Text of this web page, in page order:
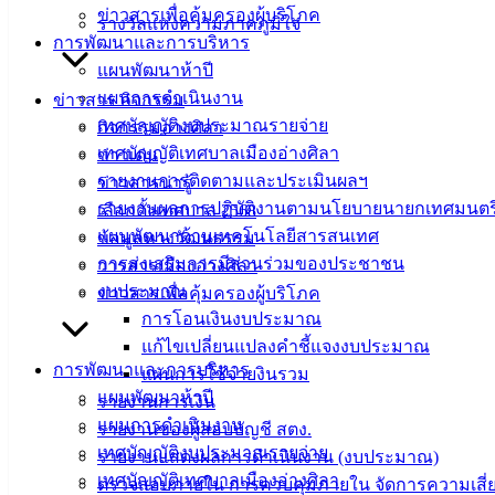
ข่าวสารเพื่อคุ้มครองผู้บริโภค
การพัฒนาและการบริหาร
แผนพัฒนาห้าปี
แผนการดำเนินงาน
เทศบัญญัติงบประมาณรายจ่าย
เทศบัญญัติเทศบาลเมืองอ่างศิลา
รายงานการติดตามและประเมินผลฯ
รายงานผลการปฏิบัติงานตามนโยบายนายกเทศมนต
แผนพัฒนาด้านเทคโนโลยีสารสนเทศ
การส่งเสริมการมีส่วนร่วมของประชาชน
งบประมาณ
การโอนเงินงบประมาณ
แก้ไขเปลี่ยนแปลงคำชี้แจงงบประมาณ
แผนการใช้จ่ายงินรวม
รายงานการเงิน
รายงานของผู้สอบบัญชี สตง.
รายงานแสดงผลการดำเนินงาน (งบประมาณ)
ตรวจสอบภายใน การควบคุมภายใน จัดการความเสี่
รางวัลแห่งความภาคภูมิใจ
ข่าวสาร กิจกรรม
กิจกรรมอ่างศิลา
ข่าวเด่น
ข่าวสารน่ารู้
เลือกตั้งเทศบาล 2568
ข้อมูลทางวัฒนธรรม
วารสารเมืองอ่างศิลา
ข่าวสารเพื่อคุ้มครองผู้บริโภค
การพัฒนาและการบริหาร
แผนพัฒนาห้าปี
แผนการดำเนินงาน
เทศบัญญัติงบประมาณรายจ่าย
เทศบัญญัติเทศบาลเมืองอ่างศิลา
ที่ตั้ง : สำนักงานเทศบาลเมืองอ่างศิลา 90/338 ม.3
ต.เสม็ด อ.เมือง จ.ชลบุรี 20000
ติดต่อ :038-142-100-104
บริการประชาชน
ดาวน์โหลดแบบฟอร์ม, เอกสาร
คู่มือสำหรับประชาชน/คู่มือการปฏิบัติงาน
ข่าวสารน่ารู้
ศุนย์ข้อมูลข่าวสารอิเล็กทรอนิกส์
องค์ความรู้ (Knowledge Management)
ติดต่อเทศบาล
สายตรงนายก
ประวัติเทศบาล